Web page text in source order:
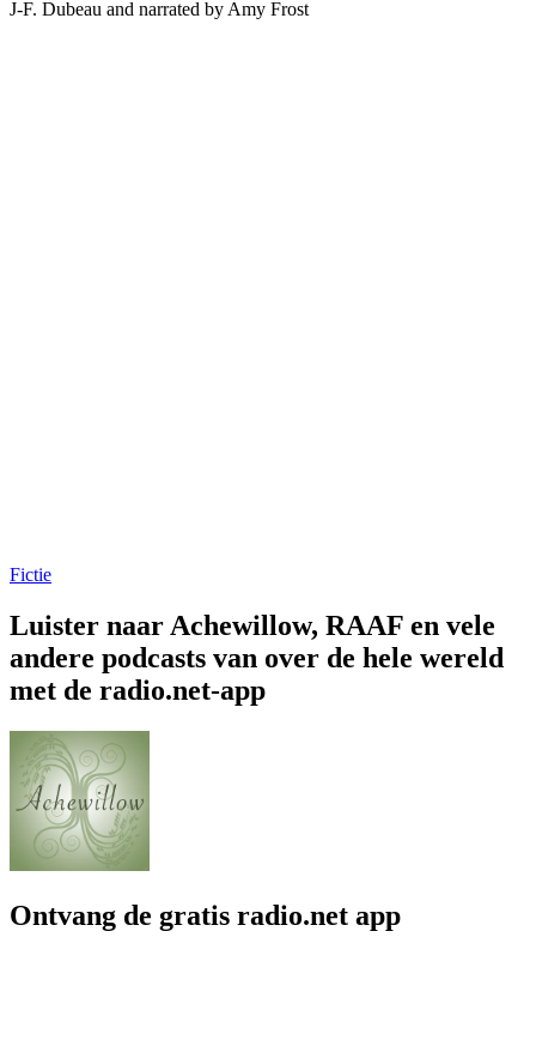
J-F. Dubeau and narrated by Amy Frost
Fictie
Luister naar Achewillow, RAAF en vele
andere podcasts van over de hele wereld
met de radio.net-app
Ontvang de gratis radio.net app